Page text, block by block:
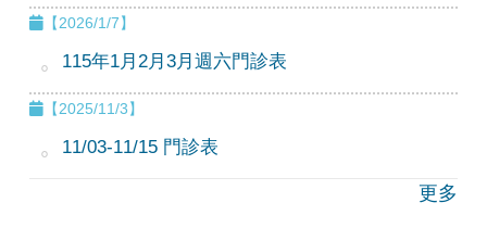
【2026/1/7】
115年1月2月3月週六門診表
【2025/11/3】
11/03-11/15 門診表
更多